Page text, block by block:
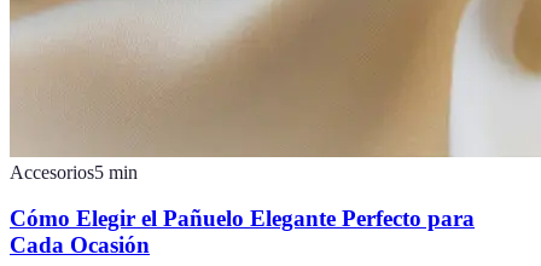
Accesorios5 min
Cómo Elegir el Pañuelo Elegante Perfecto para
Cada Ocasión